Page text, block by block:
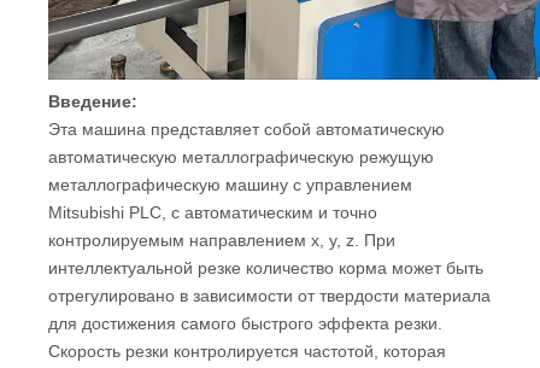
Введение:
Эта машина представляет собой автоматическую
автоматическую металлографическую режущую
металлографическую машину с управлением
Mitsubishi PLC, с автоматическим и точно
контролируемым направлением x, y, z. При
интеллектуальной резке количество корма может быть
отрегулировано в зависимости от твердости материала
для достижения самого быстрого эффекта резки.
Скорость резки контролируется частотой, которая